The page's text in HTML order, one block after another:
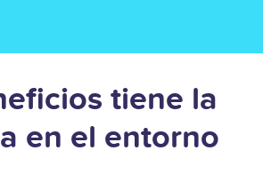
tiene la
en el entorno